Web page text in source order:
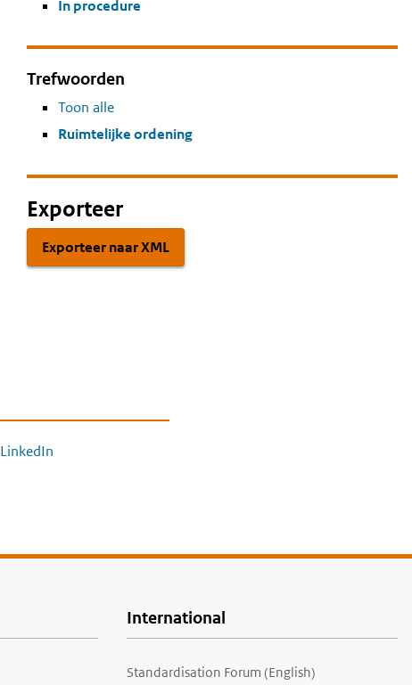
In procedure
Trefwoorden
Toon alle
Ruimtelijke ordening
Exporteer
Exporteer naar XML
LinkedIn
International
Standardisation Forum (English)